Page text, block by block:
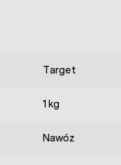
Target
1 kg
Nawóz